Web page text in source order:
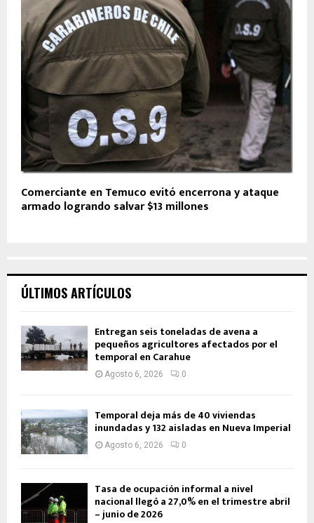
Comerciante en Temuco evitó encerrona y ataque
armado logrando salvar $13 millones
ÚLTIMOS ARTÍCULOS
Entregan seis toneladas de avena a
pequeños agricultores afectados por el
temporal en Carahue
Agosto 6, 2026 0
Temporal deja más de 40 viviendas
inundadas y 132 aisladas en Nueva Imperial
Agosto 6, 2026 0
Tasa de ocupación informal a nivel
nacional llegó a 27,0% en el trimestre abril
– junio de 2026